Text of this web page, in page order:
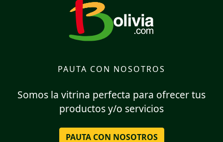
PAUTA CON NOSOTROS
Somos la vitrina perfecta para ofrecer tus
productos y/o servicios
PAUTA CON NOSOTROS